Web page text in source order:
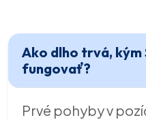
Ako dlho trvá, kým
fungovať?
Prvé pohyby v